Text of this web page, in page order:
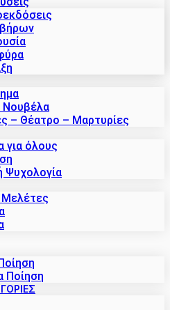
Νουβέλα
– Θέατρο – Μαρτυρίες
για όλους
Ψυχολογία
Μελέτες
Ποίηση